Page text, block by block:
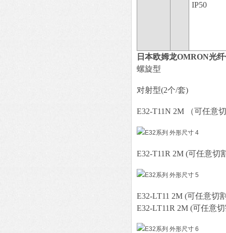
IP50
日本欧姆龙OMRON光
螺旋型
对射型(2个/套)
E32-T11N 2M （可任意
E32-T11R 2M (可任意切
E32-LT11 2M (可任意切
E32-LT11R 2M (可任意